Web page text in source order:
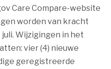
Care Compare-website
worden van kracht
Wijzigingen in het
vier (4) nieuwe
geregistreerde